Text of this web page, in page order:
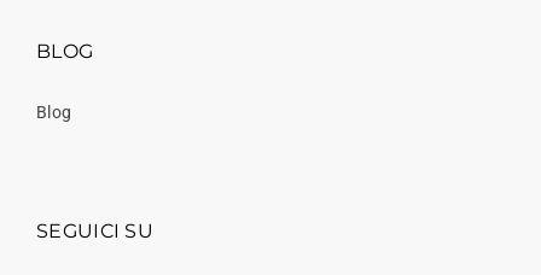
BLOG
Blog
SEGUICI SU